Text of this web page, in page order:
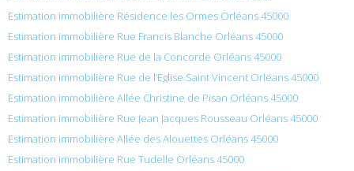
Estimation immobilière Résidence les Ormes Orléans 45000
Estimation immobilière Rue Francis Blanche Orléans 45000
Estimation immobilière Rue de la Concorde Orléans 45000
Estimation immobilière Rue de l’Église Saint Vincent Orléans 45000
Estimation immobilière Allée Christine de Pisan Orléans 45000
Estimation immobilière Rue Jean Jacques Rousseau Orléans 45000
Estimation immobilière Allée des Alouettes Orléans 45000
Estimation immobilière Rue Tudelle Orléans 45000